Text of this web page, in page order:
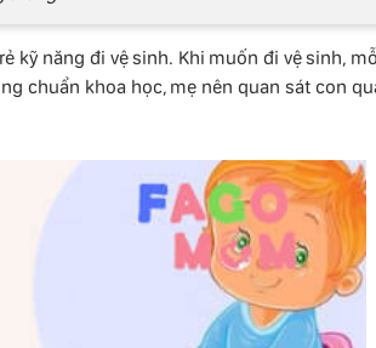
kỹ năng đi vệ sinh. Khi muốn đi vệ sinh,
chuẩn khoa học, mẹ nên quan sát con